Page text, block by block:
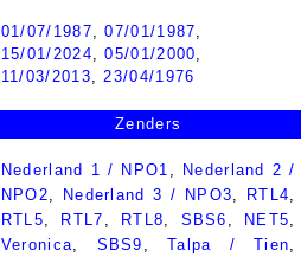
01/07/1987,07/01/1987,
15/01/2024,05/01/2000,
11/03/2013,23/04/1976
Zenders
Nederland 1 / NPO1
Nederland 2 /
NPO2
Nederland 3 / NPO3 RTL4
RTL5
RTL7 RTL8 SBS6 NET5
Veronica
SBS9 ,Talpa / Tien